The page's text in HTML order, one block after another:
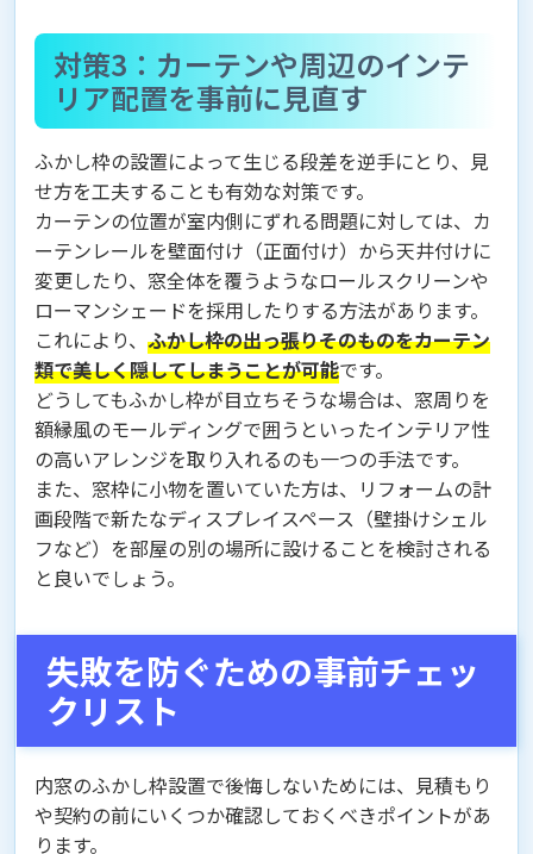
対策3：カーテンや周辺のインテ
リア配置を事前に見直す
ふかし枠の設置によって生じる段差を逆手にとり、見
せ方を工夫することも有効な対策です。
カーテンの位置が室内側にずれる問題に対しては、カ
ーテンレールを壁面付け（正面付け）から天井付けに
変更したり、窓全体を覆うようなロールスクリーンや
ローマンシェードを採用したりする方法があります。
これにより、 ふかし枠の出っ張りそのものをカーテン
類で美しく隠してしまうことが可能です。
どうしてもふかし枠が目立ちそうな場合は、窓周りを
額縁風のモールディングで囲うといったインテリア性
の高いアレンジを取り入れるのも一つの手法です。
また、窓枠に小物を置いていた方は、リフォームの計
画段階で新たなディスプレイスペース（壁掛けシェル
フなど）を部屋の別の場所に設けることを検討される
と良いでしょう。
失敗を防ぐための事前チェッ
クリスト
内窓のふかし枠設置で後悔しないためには、見積もり
や契約の前にいくつか確認しておくべきポイントがあ
ります。